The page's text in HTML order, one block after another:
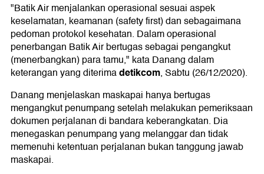
"Batik Air menjalankan operasional sesuai aspek
keselamatan, keamanan (safety first) dan sebagaimana
pedoman protokol kesehatan. Dalam operasional
penerbangan Batik Air bertugas sebagai pengangkut
(menerbangkan) para tamu," kata Danang dalam
keterangan yang diterimadetikcom, Sabtu (26/12/2020).
Danang menjelaskan maskapai hanya bertugas
mengangkut penumpang setelah melakukan pemeriksaan
dokumen perjalanan di bandara keberangkatan. Dia
menegaskan penumpang yang melanggar dan tidak
memenuhi ketentuan perjalanan bukan tanggung jawab
maskapai.